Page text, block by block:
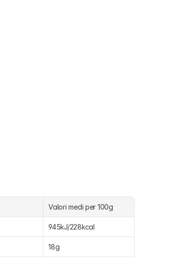
Valori medi per 100g
945kJ/228kcal
18g